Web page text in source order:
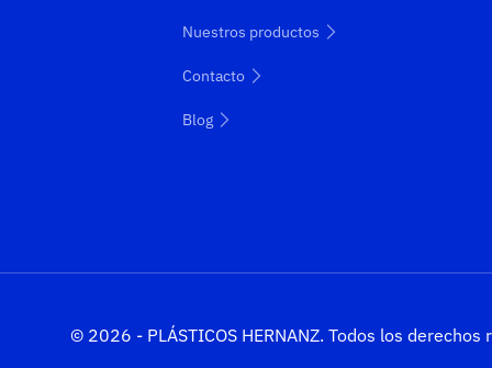
Nuestros productos
Contacto
Blog
© 2026 - PLÁSTICOS HERNANZ. Todos los derechos